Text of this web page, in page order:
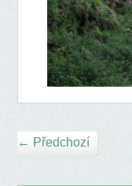
← Předchozí